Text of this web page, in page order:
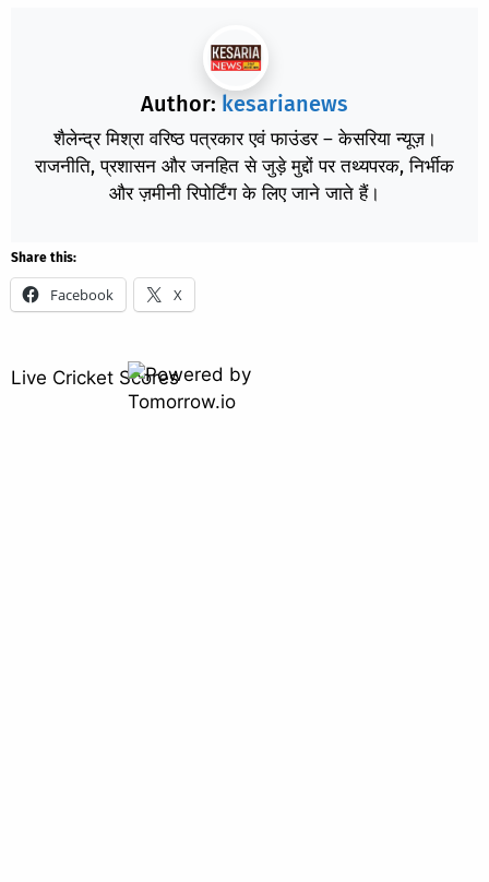
Author: kesarianews
शैलेन्द्र मिश्रा वरिष्ठ पत्रकार एवं फाउंडर – केसरिया न्यूज़।
राजनीति, प्रशासन और जनहित से जुड़े मुद्दों पर तथ्यपरक, निर्भीक
और ज़मीनी रिपोर्टिंग के लिए जाने जाते हैं।
Share this:
Facebook X
Live Cricket Scores